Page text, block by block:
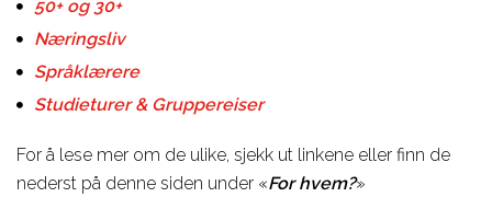
50+ og 30+
Næringsliv
Språklærere
Studieturer & Gruppereiser
For å lese mer om de ulike, sjekk ut linkene eller finn de
nederst på denne siden under «For hvem?»